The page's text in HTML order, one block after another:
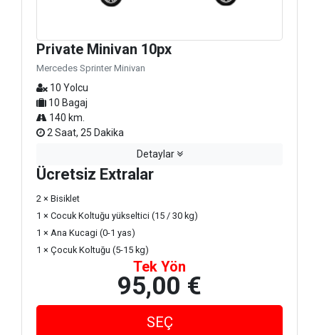
Private Minivan 10px
Mercedes Sprinter Minivan
10 Yolcu
10 Bagaj
140 km.
2 Saat, 25 Dakika
Detaylar
Ücretsiz Extralar
2 × Bisiklet
1 × Cocuk Koltuğu yükseltici (15 / 30 kg)
1 × Ana Kucagi (0-1 yas)
1 × Çocuk Koltuğu (5-15 kg)
Tek Yön
95,00 €